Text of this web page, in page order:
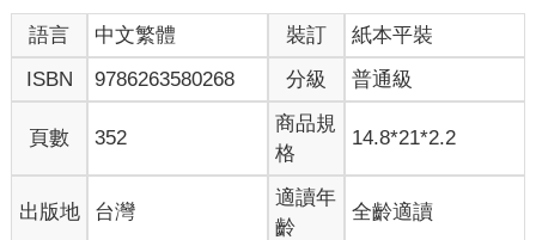
語言 中文繁體 裝訂
紙本平裝
ISBN
9786263580268 分級 普通級
頁數 352
商品規
格
14.8*21*2.2
出版地 台灣
適讀年
齡
全齡適讀